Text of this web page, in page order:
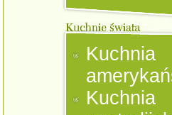
Kuchnia
Kuchnia